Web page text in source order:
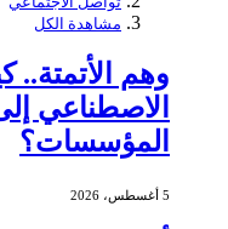
مشاهدة الكل
وهم الأتمتة..
الاصطناعي
المؤسسات؟
5 أغسطس، 2026